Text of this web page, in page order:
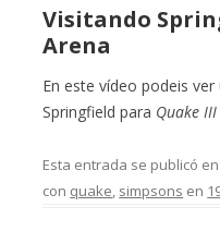
Visitando
Arena
En este vídeo podeis
Springfield para Quake
Esta entrada se publicó en
con quake, simpsons en